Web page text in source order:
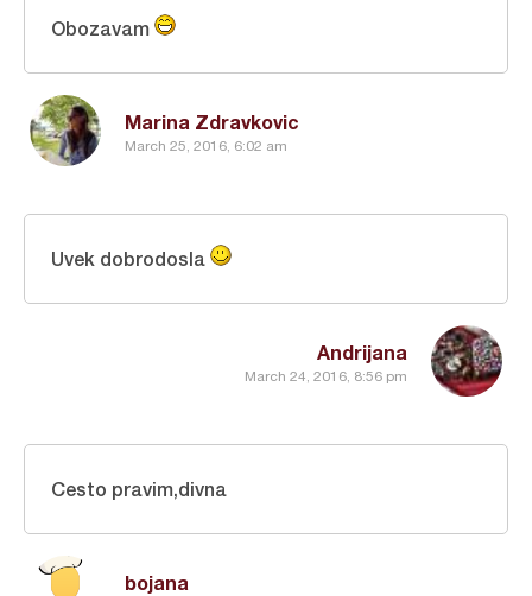
Marina Zdravkovic
March 25, 2016, 6:02 am
Obozavam
Andrijana
March 24, 2016, 8:56 pm
Uvek dobrodosla
bojana
Cesto pravim,divna